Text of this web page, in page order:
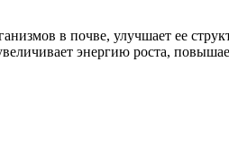
в почве, улучшает ее
энергию роста,